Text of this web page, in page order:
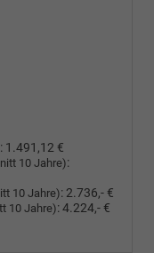
1.491,12 €
10 Jahre):
10 Jahre): 2.736,- €
10 Jahre):4.224,- €